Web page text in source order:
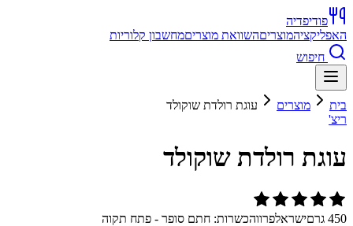
פודיפדיה
האפליקציהמוצריםהשוואת מוצריםמחשבון קלוריות
חיפוש
בית מוצרים
עוגת רולדת שוקולד
ריצ'
עוגת רולדת שוקולד
450 גרם ישראלפרווהכשרות: חתם סופר - פתח תקוה